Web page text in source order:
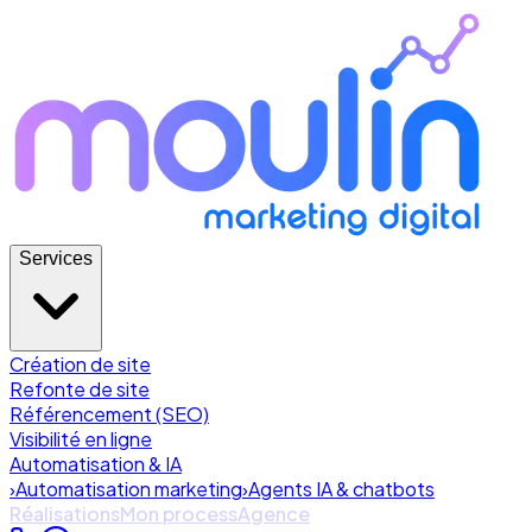
Services
Création de site
Refonte de site
Référencement (SEO)
Visibilité en ligne
Automatisation & IA
›Automatisation marketing›Agents IA & chatbots
RéalisationsMon processAgence